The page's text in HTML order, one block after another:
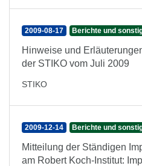
2009-08-17 Berichte und
Hinweise und
der STIKO vom Juli 2009
STIKO
2009-12-14 Berichte und
Mitteilung der Ständigen
am Robert Koch-Institut: